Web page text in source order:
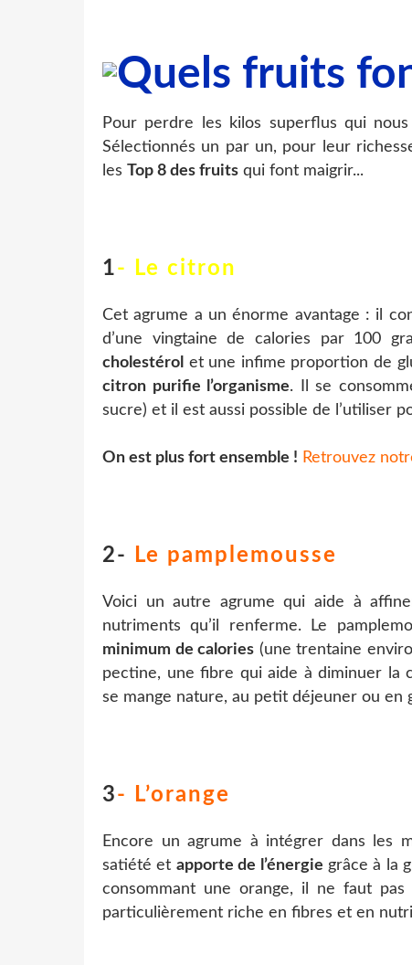
Pour perdre les kilos superflus qui
Sélectionnés un par un, pour leur
les Top 8 des fruits qui font maigrir...
1- Le citron
Cet agrume a un énorme avantage : il
d’une vingtaine de calories par 100
cholestérol et une infime proportion de
citron purifie l’organisme. Il se
sucre) et il est aussi possible de l’utiliser
On est plus fort ensemble ! Retrouvez
2- Le pamplemousse
Voici un autre agrume qui aide à
nutriments qu’il renferme. Le
minimum de calories (une trentaine
pectine, une fibre qui aide à diminuer la
se mange nature, au petit déjeuner ou en
3- L’orange
Encore un agrume à intégrer dans les
satiété et apporte de l’énergie grâce à la
consommant une orange, il ne faut
particulièrement riche en fibres et en